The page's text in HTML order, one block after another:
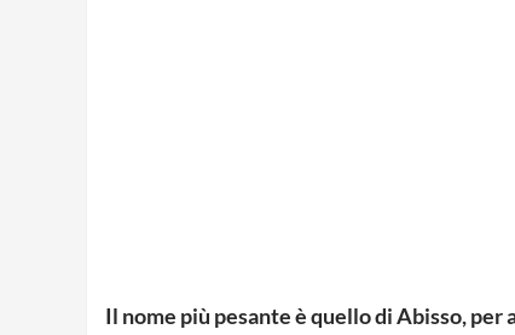
Il nome più pesante è quello di Abisso, per